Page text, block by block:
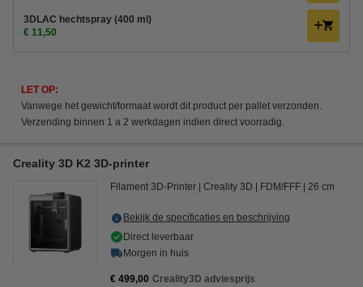
3DLAC hechtspray (400 ml)
€ 11,50
LET OP:
Vanwege het gewicht/formaat wordt dit product per pallet verzonden.
Verzending binnen 1 a 2 werkdagen indien direct voorradig.
Creality 3D K2 3D-printer
Filament 3D-Printer Creality 3D FDM/FFF 26 cm
Bekijk de specificaties en beschrijving
Direct leverbaar
Morgen in huis
€ 499,00 Creality3D adviesprijs